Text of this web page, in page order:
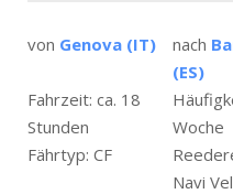
von Genova (IT) nach
(ES)
Fahrzeit: ca. 18
Stunden
Woche
Fährtyp: CF
Navi